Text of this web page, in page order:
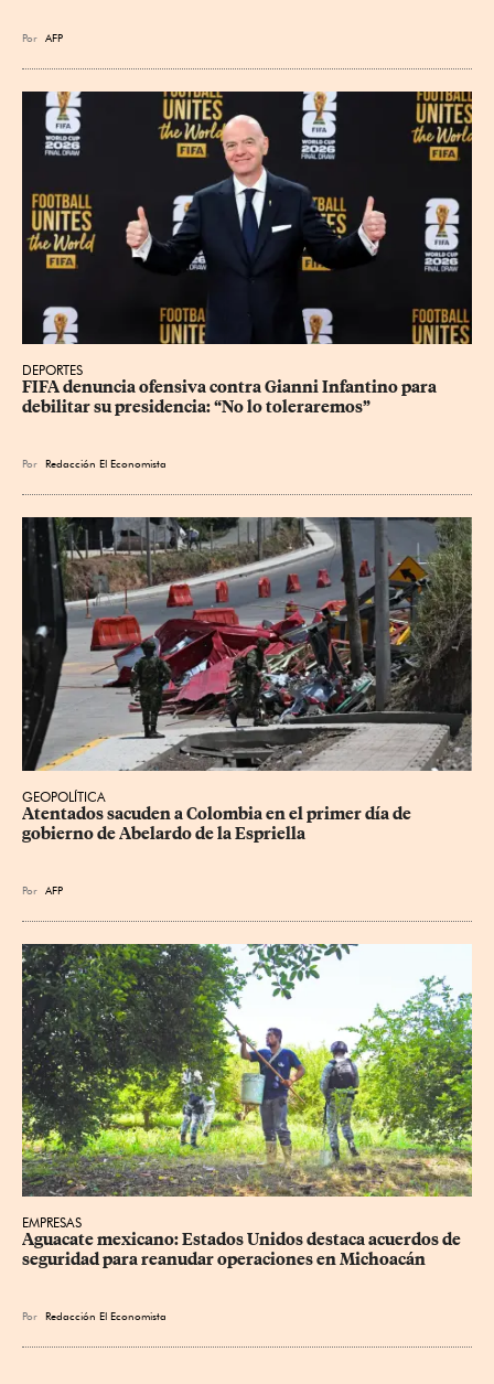
Por AFP
DEPORTES
FIFA denuncia ofensiva contra Gianni Infantino para
debilitar su presidencia: “No lo toleraremos”
Por Redacción El Economista
GEOPOLÍTICA
Atentados sacuden a Colombia en el primer día de
gobierno de Abelardo de la Espriella
Por AFP
EMPRESAS
Aguacate mexicano: Estados Unidos destaca acuerdos de
seguridad para reanudar operaciones en Michoacán
Por Redacción El Economista